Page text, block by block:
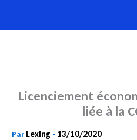
au
Licenciement
liée à la
Par Lexing - 13/10/2020